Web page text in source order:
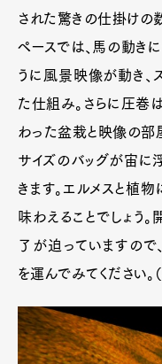
された驚きの仕掛けの
ペースでは、馬の動き
うに風景映像が動き、
た仕組み。さらに圧巻
わった盆栽と映像の部
サイズのバッグが宙に
きます。エルメスと植
味わえることでしょう
了が迫っていますの
を運んでみてください。